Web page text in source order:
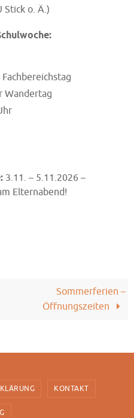
Stick o. Ä.)
Wandertag
3.11. – 5.11.2026 –
Elternabend!
Sommerferien –
Öffnungszeiten
KONTAKT